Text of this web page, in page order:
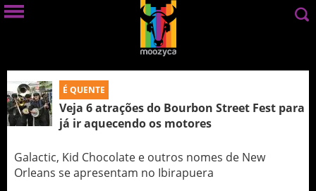
É QUENTE
Veja 6 atrações do Bourbon Street Fest para
já ir aquecendo os motores
Galactic, Kid Chocolate e outros nomes de New
Orleans se apresentam no Ibirapuera